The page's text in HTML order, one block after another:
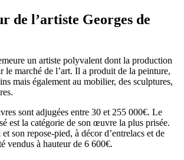
de l’artiste Georges de
un artiste polyvalent dont la production
le marché de l’art. Il a produit de la peinture,
mais également au mobilier, des sculptures,
sont adjugées entre 30 et 255 000€. Le
est la catégorie de son œuvre la plus prisée.
son repose-pied, à décor d’entrelacs et de
vendus à hauteur de 6 600€.